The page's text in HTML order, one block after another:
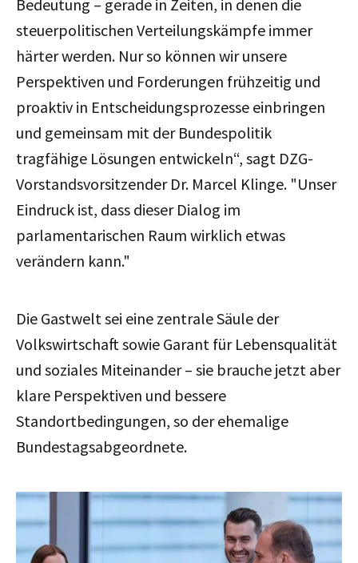
Bedeutung – gerade in Zeiten, in denen die
steuerpolitischen Verteilungskämpfe immer
härter werden. Nur so können wir unsere
Perspektiven und Forderungen frühzeitig und
proaktiv in Entscheidungsprozesse einbringen
und gemeinsam mit der Bundespolitik
tragfähige Lösungen entwickeln“, sagt DZG-
Vorstandsvorsitzender Dr. Marcel Klinge. "Unser
Eindruck ist, dass dieser Dialog im
parlamentarischen Raum wirklich etwas
verändern kann."
Die Gastwelt sei eine zentrale Säule der
Volkswirtschaft sowie Garant für Lebensqualität
und soziales Miteinander – sie brauche jetzt aber
klare Perspektiven und bessere
Standortbedingungen, so der ehemalige
Bundestagsabgeordnete.